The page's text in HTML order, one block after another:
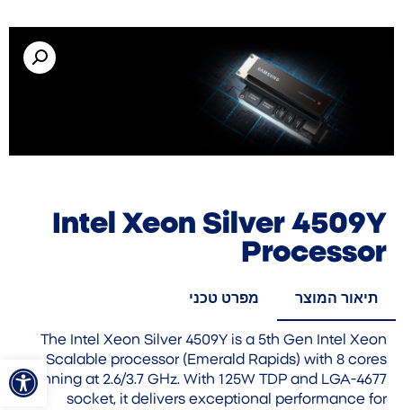
פתח
Intel Xeon Silver 4509Y
Processor
תיאור המוצר מפרט טכני
The Intel Xeon Silver 4509Y is a 5th Gen Intel Xeon
Scalable processor (Emerald Rapids) with 8 cores
running at 2.6/3.7 GHz. With 125W TDP and LGA-4677
socket, it delivers exceptional performance for